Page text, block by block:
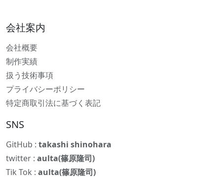
会社案内
会社概要
制作実績
扱う技術事項
プライバシーポリシー
特定商取引法に基づく表記
SNS
GitHub : takashi shinohara
twitter : aulta(篠原隆司)
Tik Tok : aulta(篠原隆司)